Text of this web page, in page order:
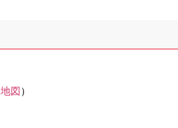
地図）